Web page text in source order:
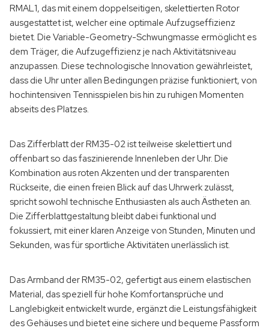
RMAL1, das mit einem doppelseitigen, skelettierten Rotor
ausgestattet ist, welcher eine optimale Aufzugseffizienz
bietet. Die Variable-Geometry-Schwungmasse ermöglicht es
dem Träger, die Aufzugeffizienz je nach Aktivitätsniveau
anzupassen. Diese technologische Innovation gewährleistet,
dass die Uhr unter allen Bedingungen präzise funktioniert, von
hochintensiven Tennisspielen bis hin zu ruhigen Momenten
abseits des Platzes.
Das Zifferblatt der RM35-02 ist teilweise skelettiert und
offenbart so das faszinierende Innenleben der Uhr. Die
Kombination aus roten Akzenten und der transparenten
Rückseite, die einen freien Blick auf das Uhrwerk zulässt,
spricht sowohl technische Enthusiasten als auch Ästheten an.
Die Zifferblattgestaltung bleibt dabei funktional und
fokussiert, mit einer klaren Anzeige von Stunden, Minuten und
Sekunden, was für sportliche Aktivitäten unerlässlich ist.
Das Armband der RM35-02, gefertigt aus einem elastischen
Material, das speziell für hohe Komfortansprüche und
Langlebigkeit entwickelt wurde, ergänzt die Leistungsfähigkeit
des Gehäuses und bietet eine sichere und bequeme Passform